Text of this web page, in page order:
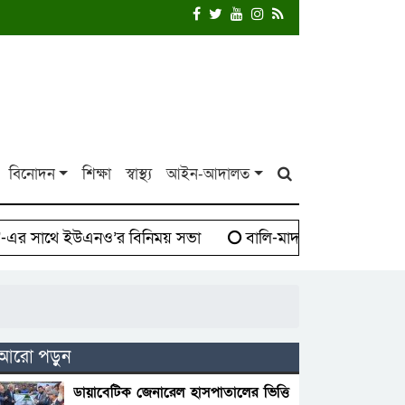
বিনোদন শিক্ষা স্বাস্থ্য আইন-আদালত
ইউএনও’র বিনিময় সভা বালি-মাদক সিন্ডিকেট
পড়ুন
ডায়াবেটিক জেনারেল হাসপাতালের ভিত্তি